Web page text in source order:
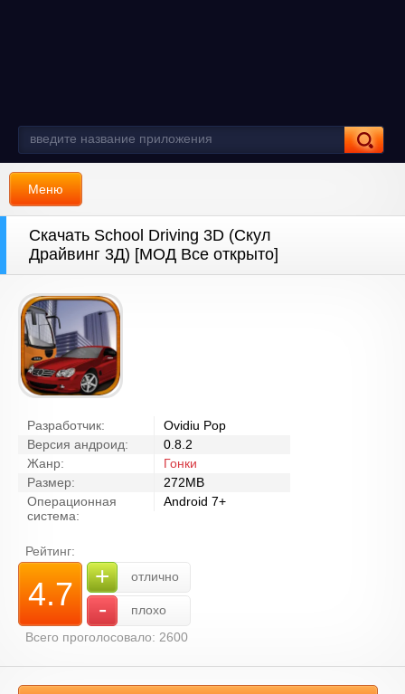
Меню
Скачать School Driving 3D (Скул
Драйвинг 3Д) [МОД Все открыто]
Разработчик:
Ovidiu Pop
Версия андроид:
0.8.2
Жанр:
Гонки
Размер:
272MB
Операционная
система:
Android 7+
Рейтинг:
4.7 + отлично
-
плохо
Всего проголосовало: 2600